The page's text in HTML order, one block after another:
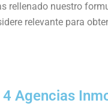
rellenado nuestro
relevante para
Agencias